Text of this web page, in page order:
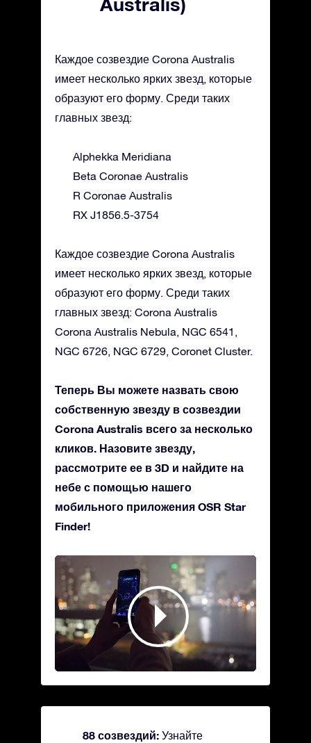
Каждое созвездие Corona Australis
имеет несколько ярких звезд, которые
образуют его форму. Среди таких
главных звезд:
Alphekka Meridiana
Beta Coronae Australis
R Coronae Australis
RX J1856.5-3754
Каждое созвездие Corona Australis
имеет несколько ярких звезд, которые
образуют его форму. Среди таких
главных звезд: Corona Australis
Corona Australis Nebula, NGC 6541,
NGC 6726, NGC 6729, Coronet Cluster.
Теперь Вы можете назвать свою
собственную звезду в созвездии
Corona Australis всего за несколько
кликов. Назовите звезду,
рассмотрите ее в 3D и найдите на
небе с помощью нашего
мобильного приложения OSR Star
Finder!
88 созвездий: Узнайте